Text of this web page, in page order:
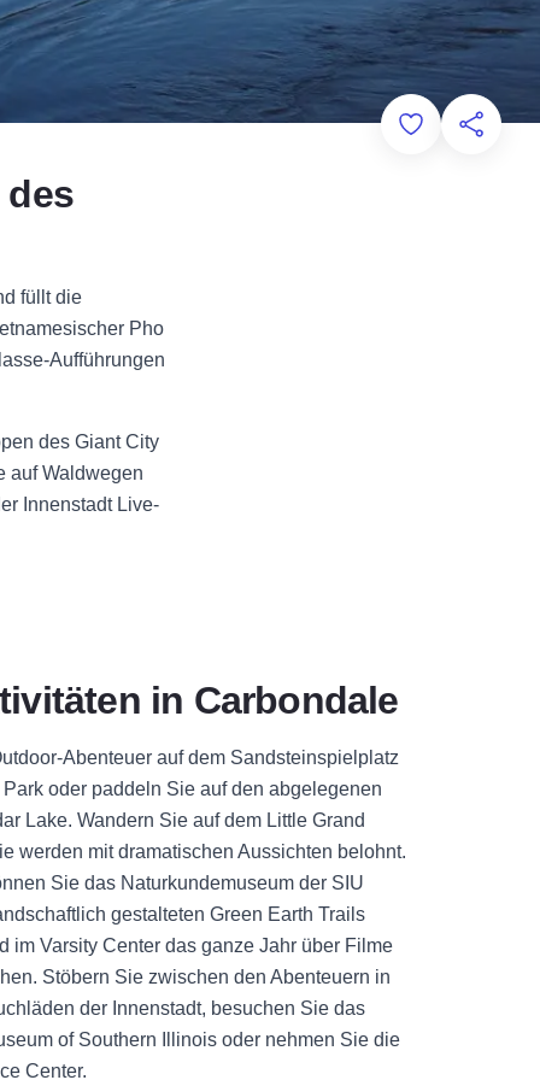
Add toDiese
des
füllt die
Pho
Aufführungen
des Giant City
auf Waldwegen
Innenstadt Live-
in Carbondale
Abenteuer auf dem Sandsteinspielplatz
oder paddeln Sie auf den abgelegenen
Lake. Wandern Sie auf dem Little Grand
werden mit dramatischen Aussichten belohnt.
Sie das Naturkundemuseum der SIU
gestalteten Green Earth Trails
im Varsity Center das ganze Jahr über Filme
Stöbern Sie zwischen den Abenteuern in
der Innenstadt, besuchen Sie das
of Southern Illinois oder nehmen Sie die
Center.